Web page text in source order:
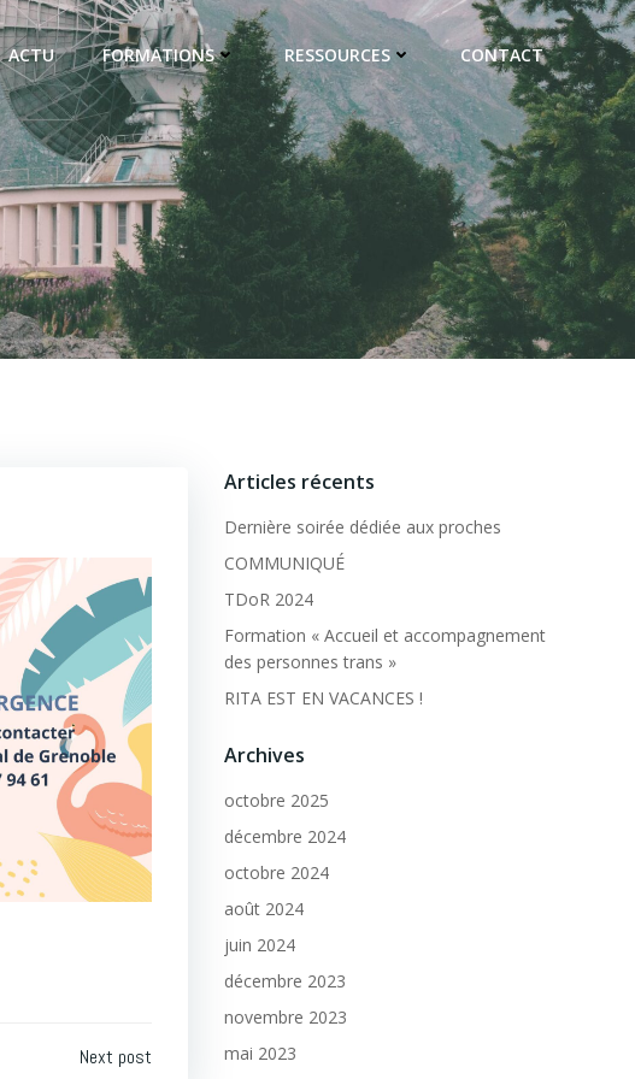
ACTU FORMATIONS RESSOURCES CONTACT
Next post
Articles récents
Dernière soirée dédiée aux proches
COMMUNIQUÉ
TDoR 2024
Formation « Accueil et accompagnement
des personnes trans »
RITA EST EN VACANCES !
Archives
octobre 2025
décembre 2024
octobre 2024
août 2024
juin 2024
décembre 2023
novembre 2023
mai 2023